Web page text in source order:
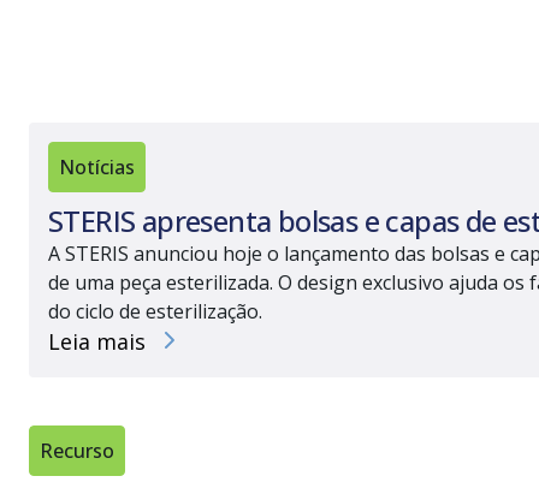
Notícias
STERIS apresenta bolsas e capas de
A STERIS anunciou hoje o lançamento das bolsas e
de uma peça esterilizada. O design exclusivo ajuda
do ciclo de esterilização.
Leia mais
Recurso